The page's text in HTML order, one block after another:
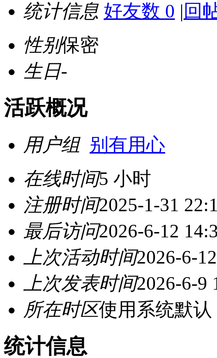
统计信息 好友数 0 | 回
性别保密
生日-
活跃概况
用户组 别有用心
在线时间5 小时
注册时间2025-1-31
最后访问2026-6-12
上次活动时间2026-6-
上次发表时间2026-6-9
所在时区使用系统默认
统计信息